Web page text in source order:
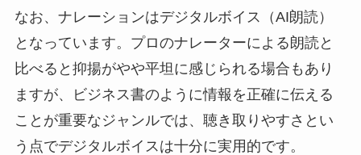
なお、ナレーションはデジタルボイス（AI朗読）
となっています。プロのナレーターによる朗読と
比べると抑揚がやや平坦に感じられる場合もあり
ますが、ビジネス書のように情報を正確に伝える
ことが重要なジャンルでは、聴き取りやすさとい
う点でデジタルボイスは十分に実用的です。